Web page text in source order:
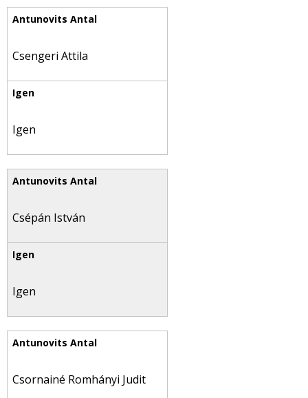
Csengeri Attila
Igen
Csépán István
Igen
Csornainé Romhányi Judit